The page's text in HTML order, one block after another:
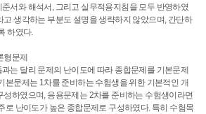
서와 해석서, 그리고 실무적용지침을 모두 반영하였
고 생각하는 부분도 설명을 생략하지 않았으며, 간단하
하였다.
형문제
는 달리 문제의 난이도에 따라 종합문제를 기본문제
본문제는 1차를 준비하는 수험생을 위한 기본적인 개
성하였으며, 응용문제는 2차를 준비하는 수험생이라면
로 난이도가 높은 종합문제로 구성하였다. 특히 수험목